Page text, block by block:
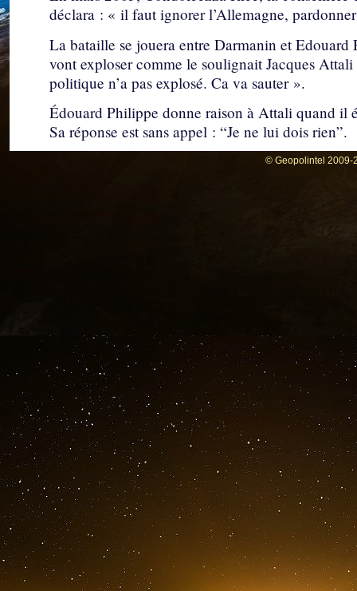
déclara : « il faut ignorer l’Allemagne,
La bataille se jouera entre Darmanin et
vont exploser comme le soulignait Jacques
politique n’a pas explosé. Ca va sauter ».
Édouard Philippe donne raison à Attali quand il
Sa réponse est sans appel : “Je ne lui dois rien”.
succéder à Emmanuel Macron éclate
La Constitution française n’autorise un
(même si, après avoir quitté ses
M. Macron pourrait présenter une nouvelle
encore beaucoup de temps pour essayer
signe de lassitude pour son travail, ni de
promis de continuer à gouverner « jusqu’au
Pourtant, les successeurs potentiels au sein
parfaitement conscients non seulement qu’il
eux, mais aussi qu’ils ne peuvent pas s’y
Tout le monde a à l’esprit la nécessité de
droite dure de Marine Le Pen, que M.
© Geopolintel 2009-